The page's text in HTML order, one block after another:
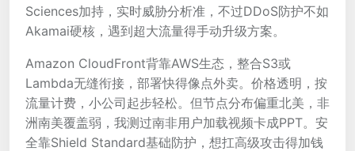
Sciences加持，实时威胁分析准，不过DDoS防护不如
Akamai硬核，遇到超大流量得手动升级方案。
Amazon CloudFront背靠AWS生态，整合S3或
Lambda无缝衔接，部署快得像点外卖。价格透明，按
流量计费，小公司起步轻松。但节点分布偏重北美，非
洲南美覆盖弱，我测过南非用户加载视频卡成PPT。安
全靠Shield Standard基础防护，想扛高级攻击得加钱